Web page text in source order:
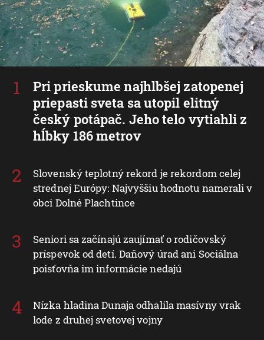
Pri prieskume najhlbšej zatopenej
priepasti sveta sa utopil elitný
český potápač. Jeho telo vytiahli z
hĺbky 186 metrov
Slovenský teplotný rekord je rekordom celej
strednej Európy: Najvyššiu hodnotu namerali v
obci Dolné Plachtince
Seniori sa začínajú zaujímať o rodičovský
príspevok od detí. Daňový úrad ani Sociálna
poisťovňa im informácie nedajú
Nízka hladina Dunaja odhalila masívny vrak
lode z druhej svetovej vojny